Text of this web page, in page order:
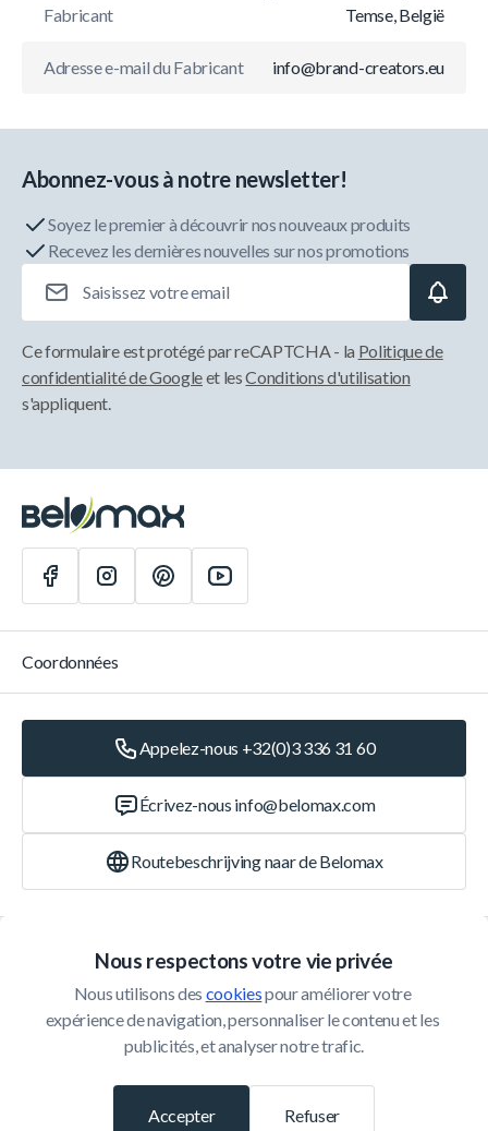
Fabricant
Temse, België
Adresse e-mail du Fabricant info@brand-creators.eu
Nous respectons votre vie privée
Nous utilisons des cookies pour améliorer votre
expérience de navigation, personnaliser le contenu et les
publicités, et analyser notre trafic.
Refuser
Accepter
Abonnez-vous à notre newsletter!
Soyez le premier à découvrir nos nouveaux produits
Recevez les dernières nouvelles sur nos promotions
Ce formulaire est protégé par reCAPTCHA - la Politique de
confidentialité de Googleet lesConditions d'utilisation
s'appliquent.
Service Client
Coordonnées
Appelez-nous +32(0)3 336 31 60
Écrivez-nous info@belomax.com
Routebeschrijving naar de Belomax